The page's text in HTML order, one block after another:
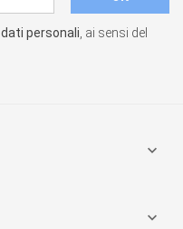
dati personali, ai sensi del

